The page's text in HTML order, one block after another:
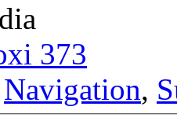
373
Navigation,